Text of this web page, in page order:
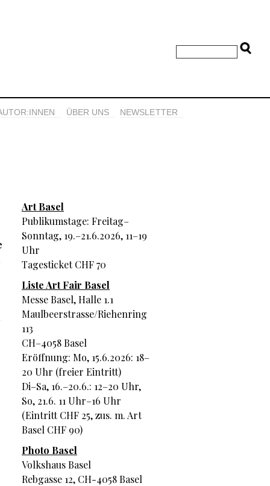
ÜBER UNS NEWSLETTER
Art Basel
Publikumstage: Freitag–
Sonntag, 19.–21.6.2026, 11–19
Uhr
Tagesticket CHF 70
Liste Art Fair Basel
Messe Basel, Halle 1.1
Maulbeerstrasse/Riehenring
113
CH–4058 Basel
Eröffnung: Mo, 15.6.2026: 18–
20 Uhr (freier Eintritt)
Di–Sa, 16.–20.6.: 12–20 Uhr,
So, 21.6. 11 Uhr–16 Uhr
(Eintritt CHF 25, zus. m. Art
Basel CHF 90)
Photo Basel
Volkshaus Basel
Rebgasse 12, CH-4058 Basel